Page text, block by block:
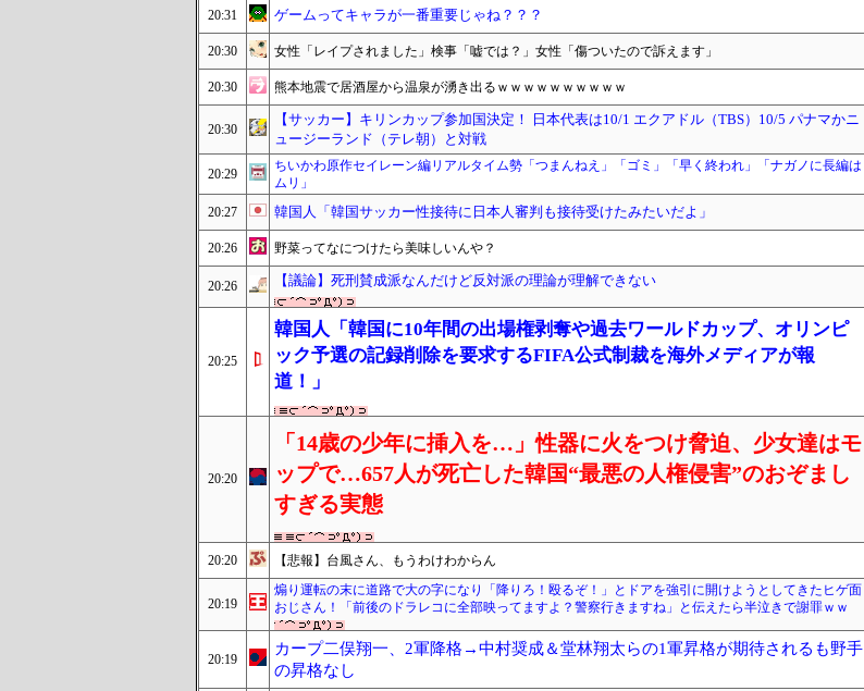
20:31 ゲームってキャラが一番重要じゃね？？？
20:30 女性「レイプされました」検事「嘘では？」女性「傷ついたので訴えます」
20:30 熊本地震で居酒屋から温泉が湧き出るｗｗｗｗｗｗｗｗｗｗ
20:30
【サッカー】キリンカップ参加国決定！ 日本代表は10/1 エクアドル（TBS）10/5 パナマかニ
ュージーランド（テレ朝）と対戦
20:29
ちいかわ原作セイレーン編リアルタイム勢「つまんねえ」「ゴミ」「早く終われ」「ナガノに長編は
ムリ」
20:27 韓国人「韓国サッカー性接待に日本人審判も接待受けたみたいだよ」
20:26 野菜ってなにつけたら美味しいんや？
20:26 【議論】死刑賛成派なんだけど反対派の理論が理解できない
20:25
韓国人「韓国に10年間の出場権剥奪や過去ワールドカップ、オリンピ
ック予選の記録削除を要求するFIFA公式制裁を海外メディアが報
道！」
20:20
「14歳の少年に挿入を…」性器に火をつけ脅迫、少女達はモ
ップで…657人が死亡した韓国“最悪の人権侵害”のおぞまし
すぎる実態
20:20 【悲報】台風さん、もうわけわからん
20:19
煽り運転の末に道路で大の字になり「降りろ！殴るぞ！」とドアを強引に開けようとしてきたヒゲ面
おじさん！「前後のドラレコに全部映ってますよ？警察行きますね」と伝えたら半泣きで謝罪ｗｗ
20:19
カープ二俣翔一、2軍降格→中村奨成＆堂林翔太らの1軍昇格が期待されるも野手
の昇格なし